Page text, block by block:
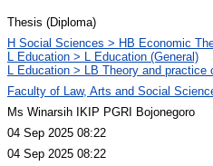
Thesis (Diploma)
H Social Sciences > HB Economic
L Education > L Education (General)
L Education > LB Theory and practice
Faculty of Law, Arts and Social
Ms Winarsih IKIP PGRI Bojonegoro
04 Sep 2025 08:22
04 Sep 2025 08:22